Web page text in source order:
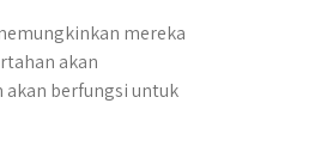
mereka
akan
berfungsi untuk